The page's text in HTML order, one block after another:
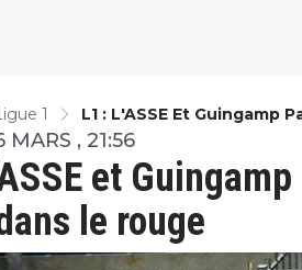
1 L1 : L'ASSE Et Guingamp
et
le rouge
MARS , 21:56